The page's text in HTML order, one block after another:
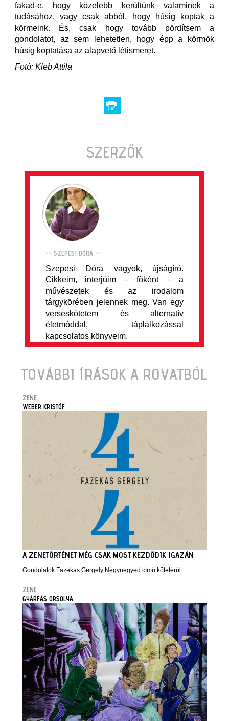
fakad-e, hogy közelebb kerültünk valaminek a
tudásához, vagy csak abból, hogy húsig koptak a
körmeink. És, csak hogy tovább pördítsem a
gondolatot, az sem lehetetlen, hogy épp a körmök
húsig koptatása az alapvető létismeret.
Fotó: Kleb Attila
SZERZŐK
-- SZEPESI DÓRA --
Szepesi Dóra vagyok, újságíró.
Cikkeim, interjúim – főként – a
művészetek és az irodalom
tárgykörében jelennek meg. Van egy
verseskötetem és alternatív
életmóddal, táplálkozással
kapcsolatos könyveim.
TOVÁBBI ÍRÁSOK A ROVATBÓL
ZENE
WEBER KRISTÓF
A ZENETÖRTÉNET MÉG CSAK MOST KEZDŐDIK IGAZÁN
Gondolatok Fazekas Gergely Négynegyed című kötetéről
ZENE
GYÁRFÁS ORSOLYA